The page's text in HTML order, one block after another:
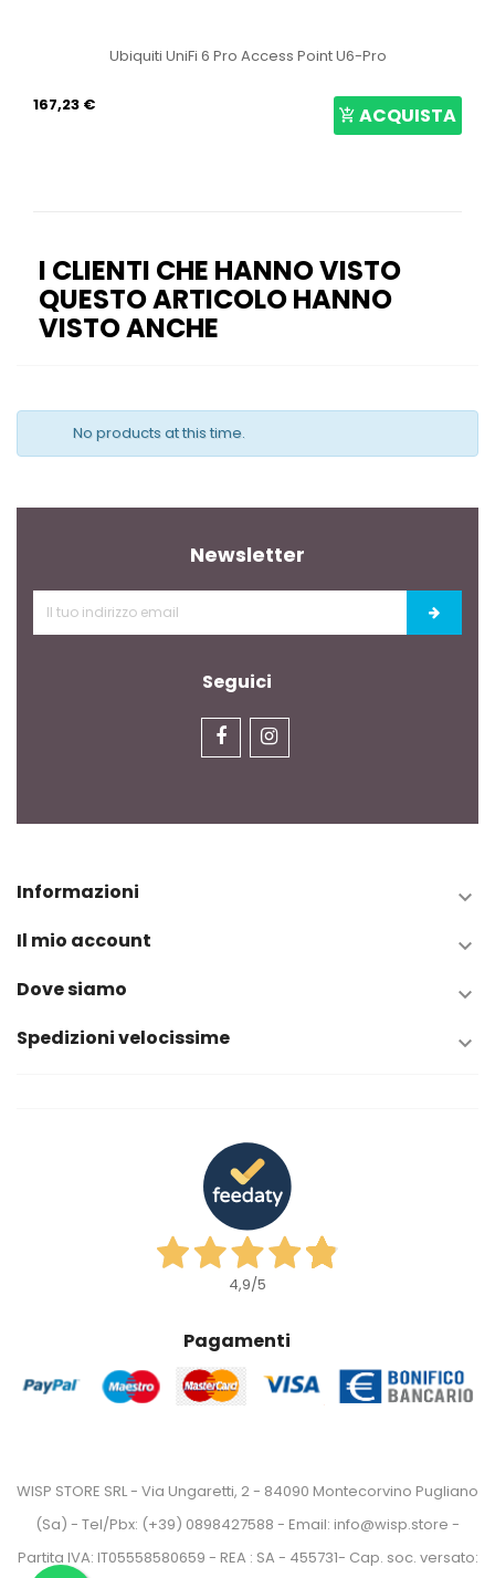
Ubiquiti UniFi 6 Pro Access Point U6-Pro
167,23 € ACQUISTA
I CLIENTI CHE HANNO VISTO
QUESTO ARTICOLO HANNO
VISTO ANCHE
No products at this time.
Newsletter
Seguici
Informazioni 
Il mio account 
Dove siamo 
Spedizioni velocissime 
4,9/5
Pagamenti
WISP STORE SRL - Via Ungaretti, 2 - 84090 Montecorvino Pugliano
(Sa) - Tel/Pbx: (+39) 0898427588 - Email: info@wisp.store -
Partita IVA: IT05558580659 - REA : SA - 455731- Cap. soc. versato: